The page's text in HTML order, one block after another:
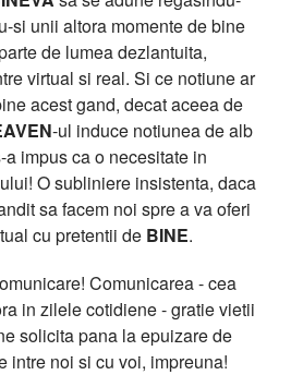
si unii altora momente de bine
de lumea dezlantuita,
virtual si real. Si ce notiune ar
acest gand, decat aceea de
-ul induce notiunea de alb
a impus ca o necesitate in
O subliniere insistenta, daca
sa facem noi spre a va oferi
cu pretentii de BINE.
Comunicarea - cea
in zilele cotidiene - gratie vietii
solicita pana la epuizare de
intre noi si cu voi, impreuna!